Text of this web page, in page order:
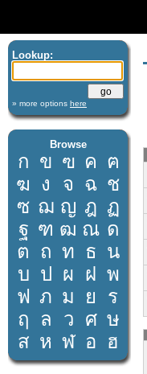
Lookup:
» more options here
Browse
ก ข ฃ ค ฅ
ฆ ง จ ฉ ช
ซ ฌ ญ ฎ ฏ
ฐ ฑ ฒ ณ ด
ต ถ ท ธ น
บ ป ผ ฝ พ
ฟ ภ ม ย
ร
ฤ
ล ว ศ ษ
ส ห ฬ อ ฮ